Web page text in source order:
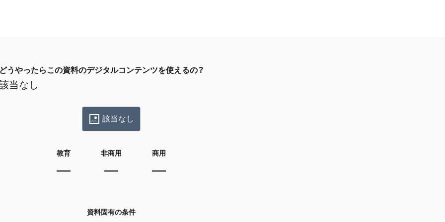
どうやったらこの資料のデジタルコンテンツを使えるの？
当なし
該当なし
教育 非商用 商用
資料固有の条件